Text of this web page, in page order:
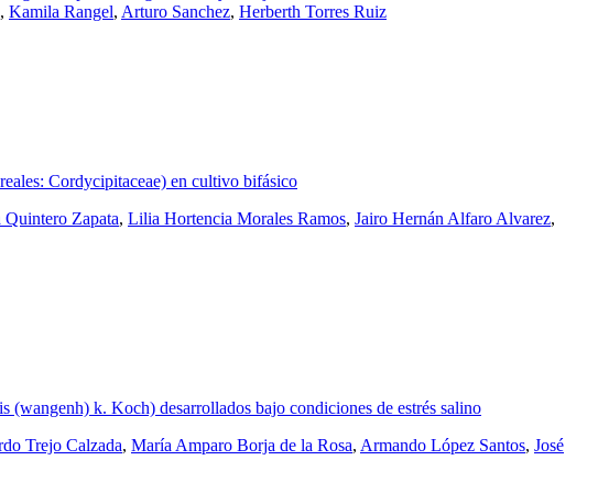
, Kamila Rangel, Arturo Sanchez, Herberth Torres Ruiz
Cordycipitaceae) en cultivo bifásico
Quintero Zapata, Lilia Hortencia Morales Ramos, Jairo Hernán Alfaro Alvarez,
(wangenh) k. Koch) desarrollados bajo condiciones de estrés salino
Trejo Calzada, María Amparo Borja de la Rosa, Armando López Santos, José